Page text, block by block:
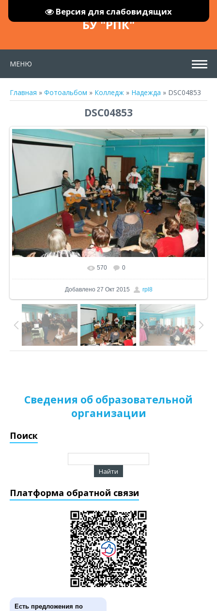
Версия для слабовидящих
БУ "РПК"
МЕНЮ
Главная » Фотоальбом » Колледж » Надежда » DSC04853
DSC04853
В реальном размере 1024x680
570 0
Добавлено27 Окт 2015 rpl8
Сведения об образовательной
организации
Поиск
Платформа обратной связи
Есть предложения по